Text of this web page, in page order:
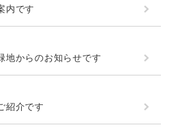
内です
地からのお知らせです
紹介です